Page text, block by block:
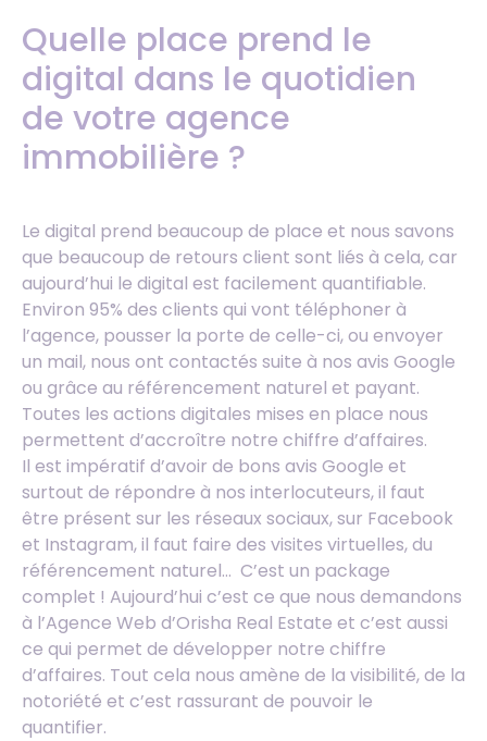
Quelle place prend le
digital dans le quotidien
de votre agence
immobilière ?
Le digital prend beaucoup de place et nous savons
que beaucoup de retours client sont liés à cela, car
aujourd’hui le digital est facilement quantifiable.
Environ 95% des clients qui vont téléphoner à
l’agence, pousser la porte de celle-ci, ou envoyer
un mail, nous ont contactés suite à nos avis Google
ou grâce au référencement naturel et payant.
Toutes les actions digitales mises en place nous
permettent d’accroître notre chiffre d’affaires.
Il est impératif d’avoir de bons avis Google et
surtout de répondre à nos interlocuteurs, il faut
être présent sur les réseaux sociaux, sur Facebook
et Instagram, il faut faire des visites virtuelles, du
référencement naturel… C’est un package
complet ! Aujourd’hui c’est ce que nous demandons
à l’Agence Web d’Orisha Real Estate et c’est aussi
ce qui permet de développer notre chiffre
d’affaires. Tout cela nous amène de la visibilité, de la
notoriété et c’est rassurant de pouvoir le
quantifier.